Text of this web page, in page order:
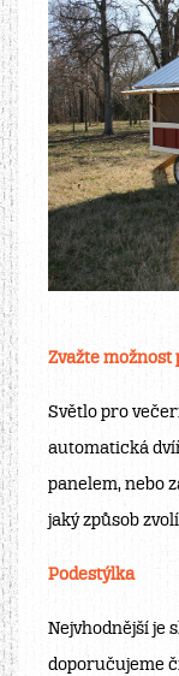
Zvažte
Světlo pro
automatická
panelem, nebo
jaký způsob
Podestýlka
Nejvhodnější je
doporučujeme